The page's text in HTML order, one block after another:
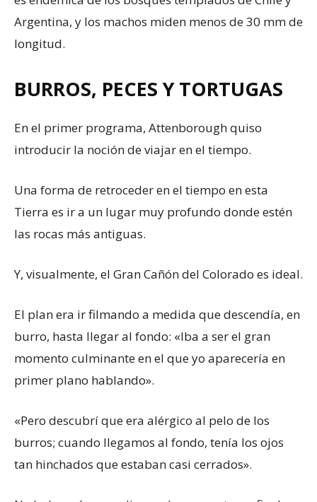
Argentina, y los machos miden menos de 30 mm de
longitud.
BURROS, PECES Y TORTUGAS
En el primer programa, Attenborough quiso
introducir la noción de viajar en el tiempo.
Una forma de retroceder en el tiempo en esta
Tierra es ir a un lugar muy profundo donde estén
las rocas más antiguas.
Y, visualmente, el Gran Cañón del Colorado es ideal.
El plan era ir filmando a medida que descendía, en
burro, hasta llegar al fondo: «Iba a ser el gran
momento culminante en el que yo aparecería en
primer plano hablando».
«Pero descubrí que era alérgico al pelo de los
burros; cuando llegamos al fondo, tenía los ojos
tan hinchados que estaban casi cerrados».